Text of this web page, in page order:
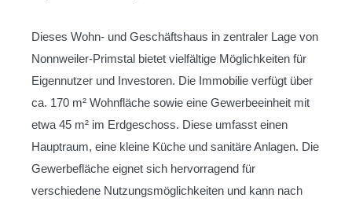
Dieses Wohn- und Geschäftshaus in zentraler Lage von
Nonnweiler-Primstal bietet vielfältige Möglichkeiten für
Eigennutzer und Investoren. Die Immobilie verfügt über
ca. 170 m² Wohnfläche sowie eine Gewerbeeinheit mit
etwa 45 m² im Erdgeschoss. Diese umfasst einen
Hauptraum, eine kleine Küche und sanitäre Anlagen. Die
Gewerbefläche eignet sich hervorragend für
verschiedene Nutzungsmöglichkeiten und kann nach